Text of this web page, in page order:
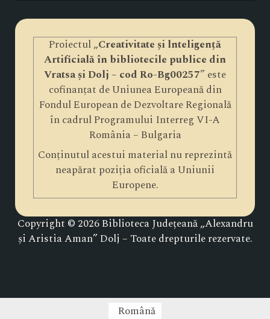
Proiectul „Creativitate și lnteligență
Artificială în bibliotecile publice din
Vratsa și Dolj – cod Ro-Bg00257” este
cofinanțat de Uniunea Europeană din
Fondul European de Dezvoltare Regională
în cadrul Programului Interreg VI-A
România – Bulgaria
Conținutul acestui material nu reprezintă
neapărat poziția oficială a Uniunii
Europene.
Copyright © 2026 Biblioteca Județeană „Alexandru
și Aristia Aman” Dolj – Toate drepturile rezervate.
Română